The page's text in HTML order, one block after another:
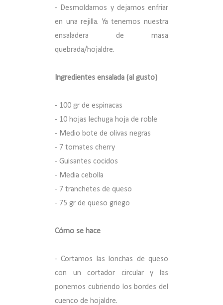
- Desmoldamos y dejamos enfriar
en una rejilla. Ya tenemos nuestra
ensaladera de masa
quebrada/hojaldre.
Ingredientes ensalada (al gusto)
- 100 gr de espinacas
- 10 hojas lechuga hoja de roble
- Medio bote de olivas negras
- 7 tomates cherry
- Guisantes cocidos
- Media cebolla
- 7 tranchetes de queso
- 75 gr de queso griego
Cómo se hace
- Cortamos las lonchas de queso
con un cortador circular y las
ponemos cubriendo los bordes del
cuenco de hojaldre.